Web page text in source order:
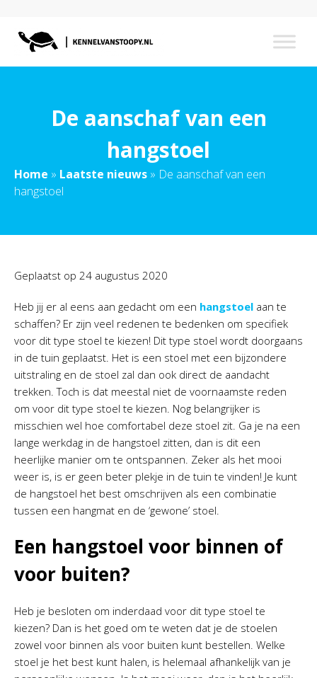
De aanschaf van een
hangstoel
Home » Laatste nieuws » De aanschaf van een
hangstoel
Geplaatst op 24 augustus 2020
Heb jij er al eens aan gedacht om een hangstoel aan te
schaffen? Er zijn veel redenen te bedenken om specifiek
voor dit type stoel te kiezen! Dit type stoel wordt doorgaans
in de tuin geplaatst. Het is een stoel met een bijzondere
uitstraling en de stoel zal dan ook direct de aandacht
trekken. Toch is dat meestal niet de voornaamste reden
om voor dit type stoel te kiezen. Nog belangrijker is
misschien wel hoe comfortabel deze stoel zit. Ga je na een
lange werkdag in de hangstoel zitten, dan is dit een
heerlijke manier om te ontspannen. Zeker als het mooi
weer is, is er geen beter plekje in de tuin te vinden! Je kunt
de hangstoel het best omschrijven als een combinatie
tussen een hangmat en de ‘gewone’ stoel.
Een hangstoel voor binnen of
voor buiten?
Heb je besloten om inderdaad voor dit type stoel te
kiezen? Dan is het goed om te weten dat je de stoelen
zowel voor binnen als voor buiten kunt bestellen. Welke
stoel je het best kunt halen, is helemaal afhankelijk van je